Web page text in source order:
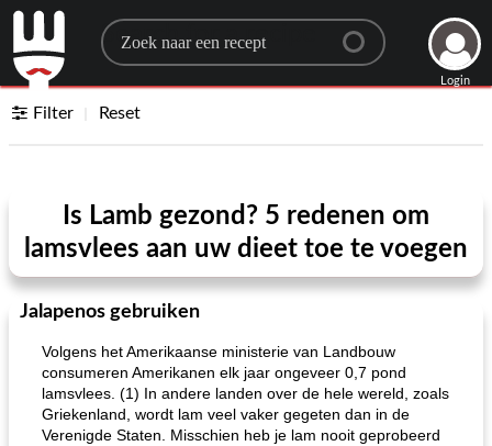
Search for a recipe
Login
Filter Reset
Is Lamb gezond? 5 redenen om
lamsvlees aan uw dieet toe te voegen
Jalapenos gebruiken
Volgens het Amerikaanse ministerie van Landbouw
consumeren Amerikanen elk jaar ongeveer 0,7 pond
lamsvlees. (1) In andere landen over de hele wereld, zoals
Griekenland, wordt lam veel vaker gegeten dan in de
Verenigde Staten. Misschien heb je lam nooit geprobeerd